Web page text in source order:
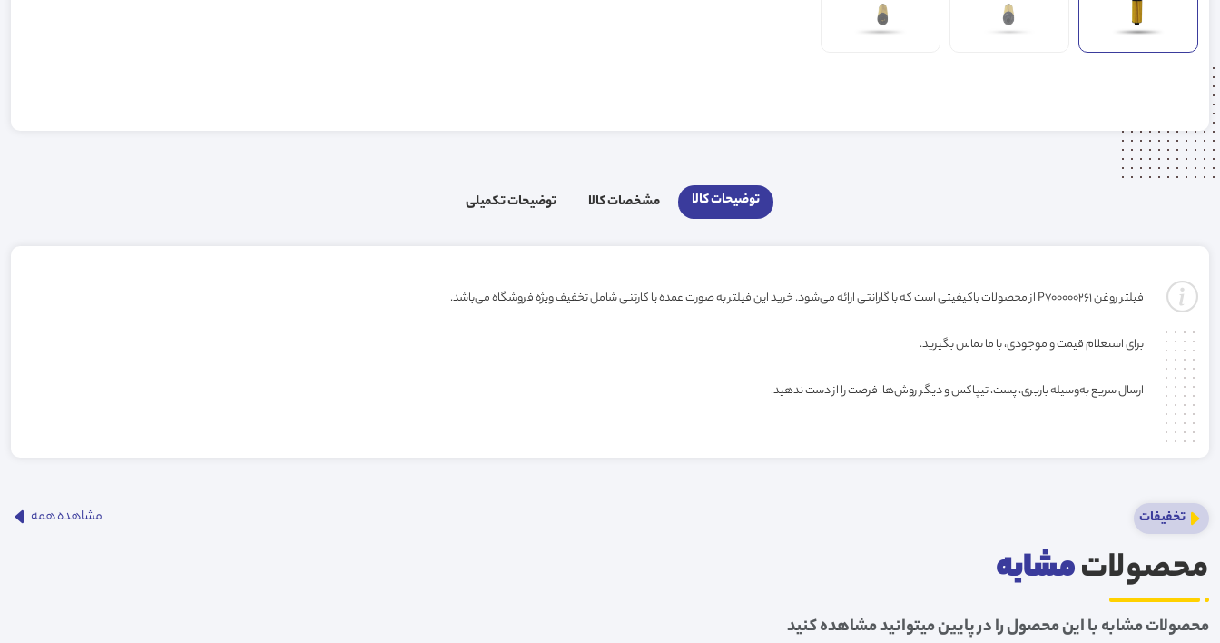
توضیحات کالا مشخصات کالا توضیحات تکمیلی
فیلتر روغن P700000261 از محصولات باکیفیتی است که با گارانتی ارائه می‌شود. خرید این فیلتر به صورت عمده یا کارتنی شامل تخفیف ویژه فروشگاه می‌باشد.
برای استعلام قیمت و موجودی، با ما تماس بگیرید.
ارسال سریع به‌وسیله باربری، پست، تیپاکس و دیگر روش‌ها! فرصت را از دست ندهید!
تخفیفات
محصولاتمشابه
محصولات مشابه با این محصول را در پایین میتوانید مشاهده کنید
مشاهده همه